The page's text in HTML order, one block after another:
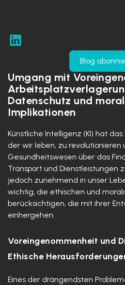
Blog
Umgang mit
Datenschutz und
Implikationen
Künstliche Intelligenz (KI) hat das
der wir leben, zu revolutionieren
Gesundheitswesen über das
Transport und Dienstleistungen
jedoch zunehmend in unser
wichtig, die ethischen und
berücksichtigen, die mit ihrer
einhergehen.
Voreingenommenheit und
Ethische
Eines der drängendsten